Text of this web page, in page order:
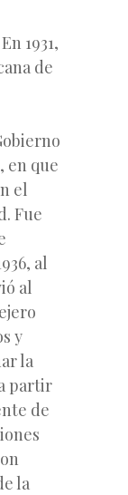
1931,
de
en que
el
Fue
al
al
y
la
partir
de
la